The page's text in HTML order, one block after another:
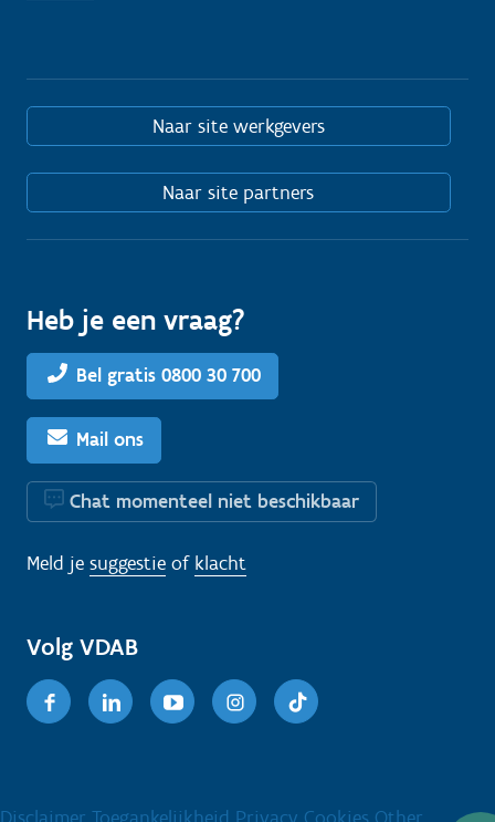
Naar site werkgevers
Naar site partners
Heb je een vraag?
Bel gratis 0800 30 700
Mail ons
Chat momenteel niet beschikbaar
Meld je suggestie of klacht
Volg VDAB
FacebookLinkedinYoutubeInstagram